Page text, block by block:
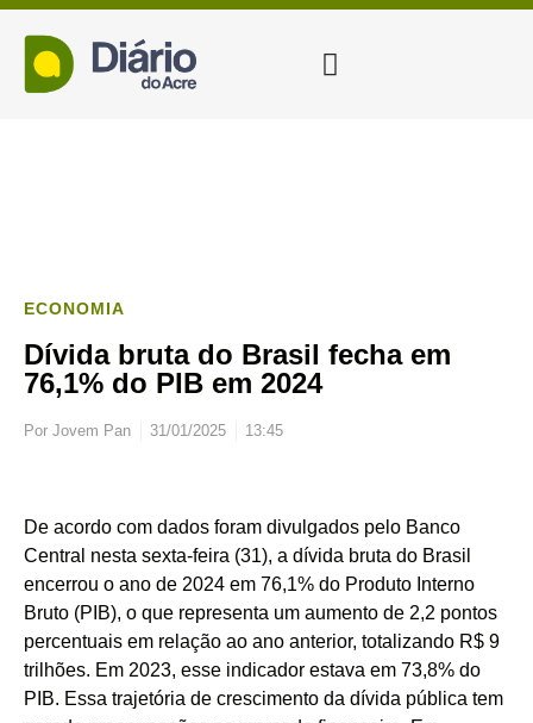
ECONOMIA
Dívida bruta do Brasil fecha em
76,1% do PIB em 2024
Por Jovem Pan 31/01/2025 13:45
De acordo com dados foram divulgados pelo Banco
Central nesta sexta-feira (31), a dívida bruta do Brasil
encerrou o ano de 2024 em 76,1% do Produto Interno
Bruto (PIB), o que representa um aumento de 2,2 pontos
percentuais em relação ao ano anterior, totalizando R$ 9
trilhões. Em 2023, esse indicador estava em 73,8% do
PIB. Essa trajetória de crescimento da dívida pública tem